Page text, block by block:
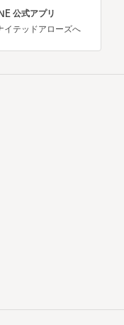
公式アプリ
イテッドアローズへ